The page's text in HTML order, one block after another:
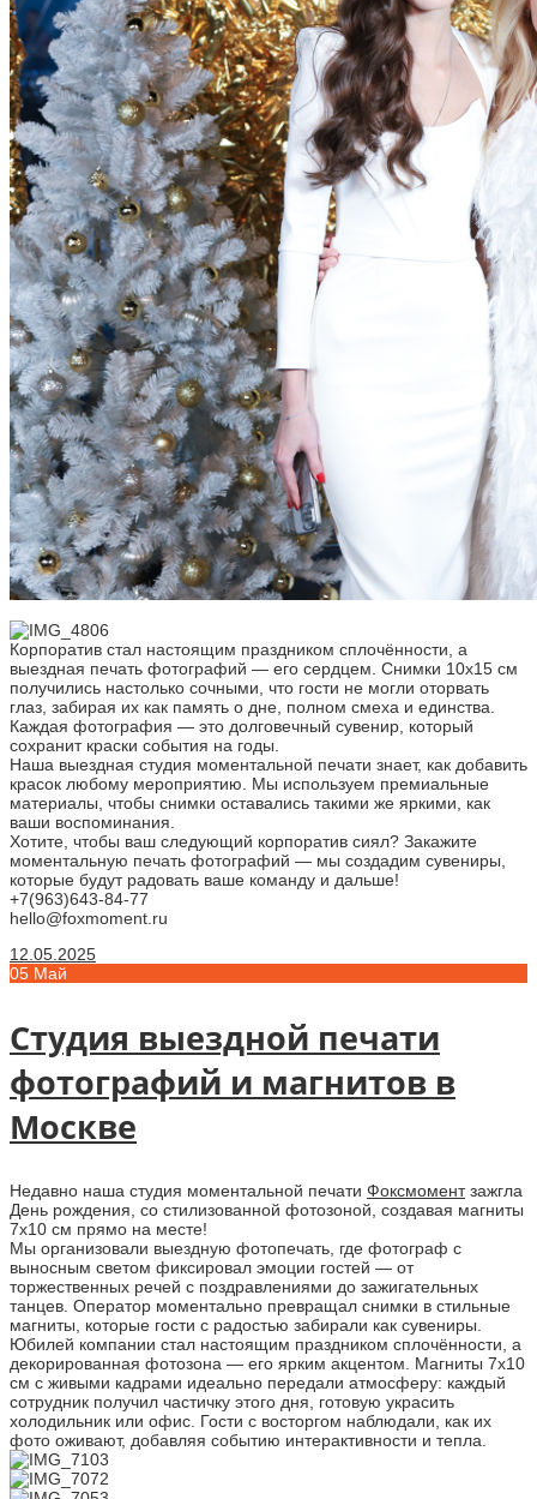
Корпоратив стал настоящим праздником сплочённости, а
выездная печать фотографий — его сердцем. Снимки 10х15 см
получились настолько сочными, что гости не могли оторвать
глаз, забирая их как память о дне, полном смеха и единства.
Каждая фотография — это долговечный сувенир, который
сохранит краски события на годы.
Наша выездная студия моментальной печати знает, как добавить
красок любому мероприятию. Мы используем премиальные
материалы, чтобы снимки оставались такими же яркими, как
ваши воспоминания.
Хотите, чтобы ваш следующий корпоратив сиял? Закажите
моментальную печать фотографий — мы создадим сувениры,
которые будут радовать ваше команду и дальше!
+7(963)643-84-77
hello@foxmoment.ru
12.05.2025
05 Май
Студия выездной печати
фотографий и магнитов в
Москве
Недавно наша студия моментальной печати Фоксмоментзажгла
День рождения, со стилизованной фотозоной, создавая магниты
7х10 см прямо на месте!
Мы организовали выездную фотопечать, где фотограф с
выносным светом фиксировал эмоции гостей — от
торжественных речей с поздравлениями до зажигательных
танцев. Оператор моментально превращал снимки в стильные
магниты, которые гости с радостью забирали как сувениры.
Юбилей компании стал настоящим праздником сплочённости, а
декорированная фотозона — его ярким акцентом. Магниты 7х10
см с живыми кадрами идеально передали атмосферу: каждый
сотрудник получил частичку этого дня, готовую украсить
холодильник или офис. Гости с восторгом наблюдали, как их
фото оживают, добавляя событию интерактивности и тепла.